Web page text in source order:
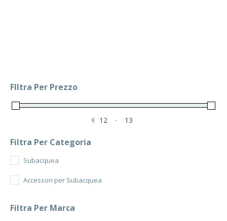
FIltra Per Prezzo
€
Minimum Price
-
Maximum Price
Filtra Per Categoria
Subacquea
Accessori per Subacquea
Filtra Per Marca